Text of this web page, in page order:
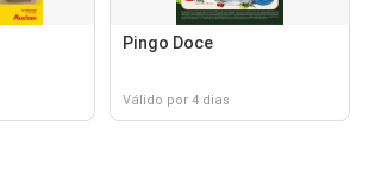
Pingo Doce
Válido por 4 dias